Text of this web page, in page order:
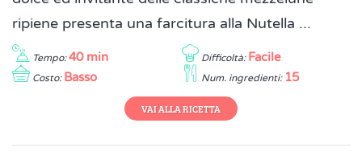
ripiene presenta una farcitura alla Nutella ...
Tempo: 40 min Difficoltà: Facile
Costo: Basso Num. ingredienti: 15
VAI ALLA RICETTA